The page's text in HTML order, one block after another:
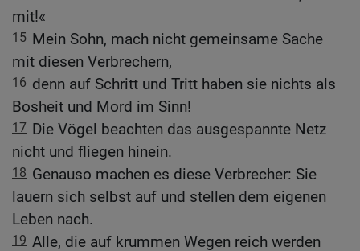
mit!«
15 Mein Sohn, mach nicht gemeinsame Sache
mit diesen Verbrechern,
16 denn auf Schritt und Tritt haben sie nichts als
Bosheit und Mord im Sinn!
17 Die Vögel beachten das ausgespannte Netz
nicht und fliegen hinein.
18 Genauso machen es diese Verbrecher: Sie
lauern sich selbst auf und stellen dem eigenen
Leben nach.
19 Alle, die auf krummen Wegen reich werden